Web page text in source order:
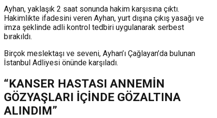
Ayhan, yaklaşık 2 saat sonunda hakim karşısına çıktı.
Hakimlikte ifadesini veren Ayhan, yurt dışına çıkış yasağı ve
imza şeklinde adli kontrol tedbiri uygulanarak serbest
bırakıldı.
Birçok meslektaşı ve seveni, Ayhan’ı Çağlayan’da bulunan
İstanbul Adliyesi önünde karşıladı.
“KANSER HASTASI ANNEMİN
GÖZYAŞLARI İÇİNDE GÖZALTINA
ALINDIM”